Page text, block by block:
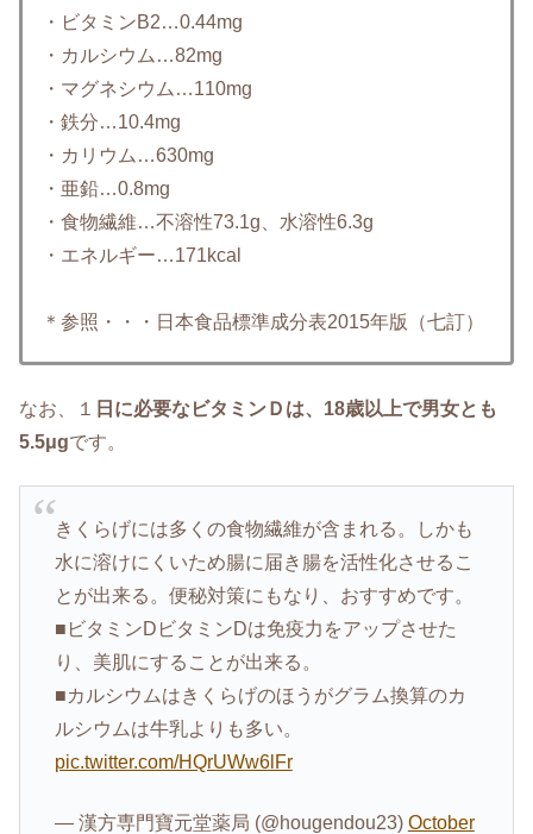
・ビタミンB2…0.44mg
・カルシウム…82mg
・マグネシウム…110mg
・鉄分…10.4mg
・カリウム…630mg
・亜鉛…0.8mg
・食物繊維…不溶性73.1g、水溶性6.3g
・エネルギー…171kcal
＊参照・・・日本食品標準成分表2015年版（七訂）
なお、１
日に必要なビタミンＤは、18歳以上で男女とも
5.5μgです。
きくらげには多くの食物繊維が含まれる。しかも
水に溶けにくいため腸に届き腸を活性化させるこ
とが出来る。便秘対策にもなり、おすすめです。
■ビタミンDビタミンDは免疫力をアップさせた
り、美肌にすることが出来る。
■カルシウムはきくらげのほうがグラム換算のカ
ルシウムは牛乳よりも多い。
pic.twitter.com/HQrUWw6lFr
— 漢方専門寶元堂薬局 (@hougendou23) October